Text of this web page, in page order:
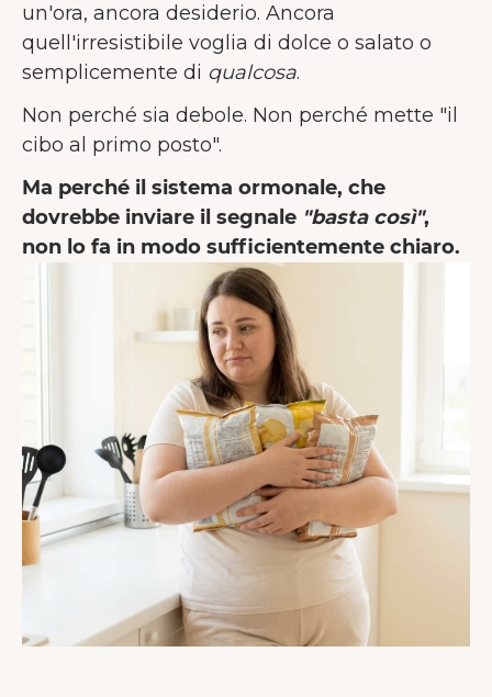
un'ora, ancora desiderio. Ancora
quell'irresistibile voglia di dolce o salato o
semplicemente di qualcosa.
Non perché sia debole. Non perché mette "il
cibo al primo posto".
Ma perché il sistema ormonale, che
dovrebbe inviare il segnale "basta così",
non lo fa in modo sufficientemente chiaro.